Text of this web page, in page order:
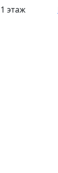
1 этаж